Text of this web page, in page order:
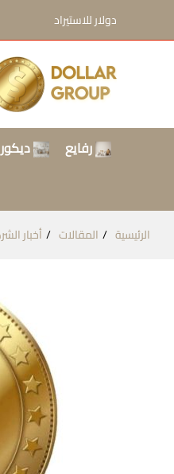
دولار للاستيراد
رفايع ديكور
الرئيسية المقالات أخبار